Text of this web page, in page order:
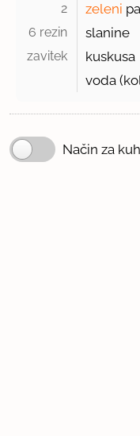
2 zeleni
6 rezin slanine
zavitek
kuskusa
voda
Način za